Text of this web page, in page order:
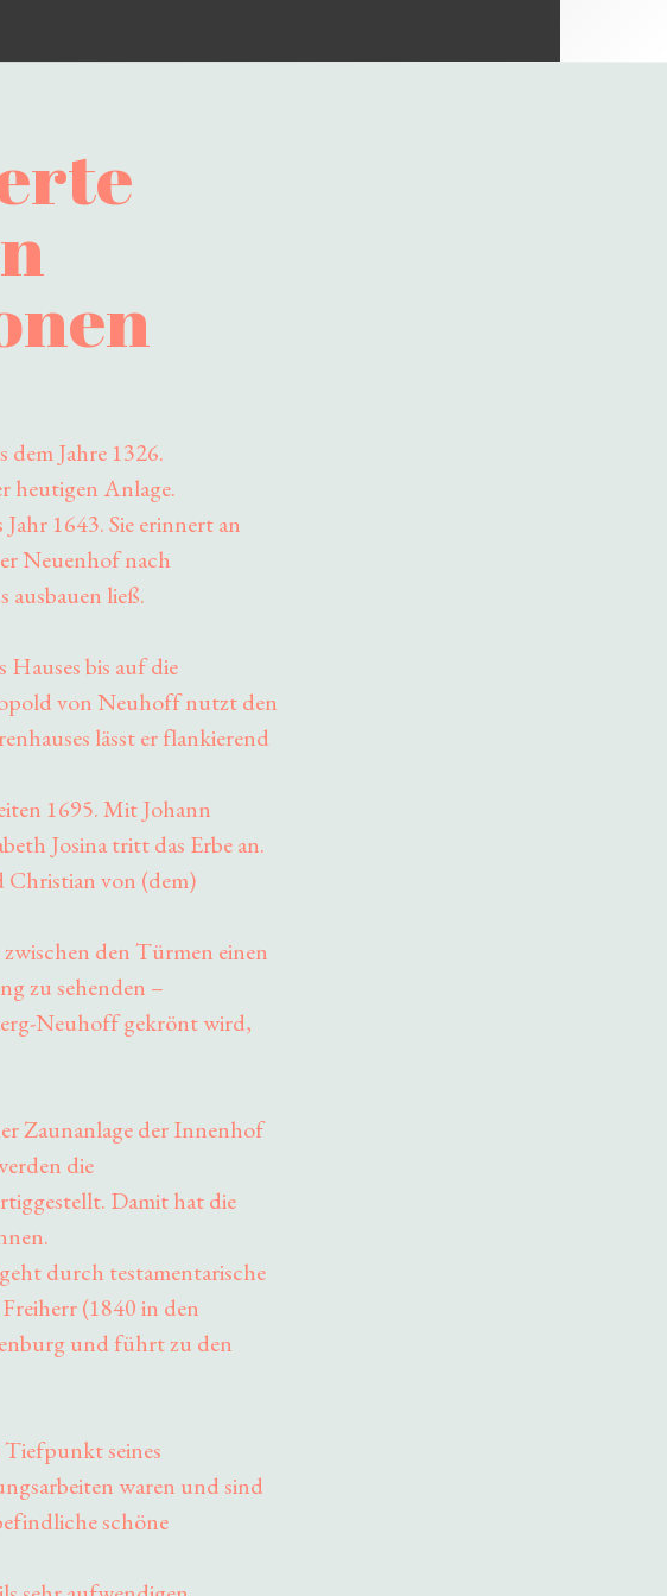
Jahre 1326.
heutigen Anlage.
1643. Sie erinnert an
Neuenhof nach
ausbauen ließ.
bis auf die
von Neuhoff nutzt den
lässt er flankierend
1695. Mit Johann
Josina tritt das Erbe an.
Christian von (dem)
zwischen den Türmen einen
zu sehenden –
Neuhoff gekrönt wird,
Zaunanlage der Innenhof
die
Damit hat die
durch testamentarische
(1840 in den
und führt zu den
seines
waren und sind
schöne